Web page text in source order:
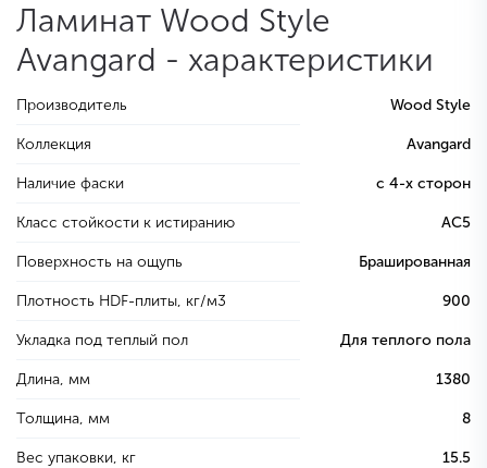
Ламинат Wood Style
Avangard - характеристики
Производитель Wood Style
Коллекция Avangard
Наличие фаски с 4-х сторон
Класс стойкости к истиранию AC5
Поверхность на ощупь Брашированная
Плотность HDF-плиты, кг/м3 900
Укладка под теплый пол Для теплого пола
Длина, мм 1380
Толщина, мм 8
Вес упаковки, кг 15.5